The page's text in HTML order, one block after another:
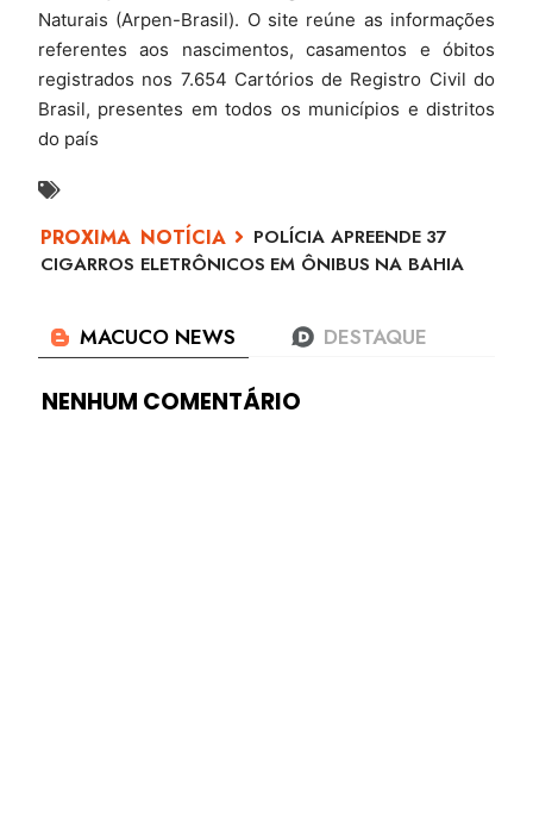
Naturais (Arpen-Brasil). O site reúne as informações
referentes aos nascimentos, casamentos e óbitos
registrados nos 7.654 Cartórios de Registro Civil do
Brasil, presentes em todos os municípios e distritos
do país
POLÍCIA APREENDE 37
CIGARROS ELETRÔNICOS EM ÔNIBUS NA BAHIA
NENHUM COMENTÁRIO